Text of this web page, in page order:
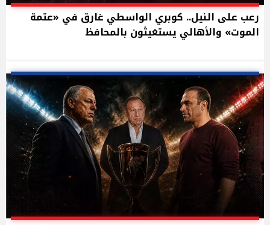
رعب على النيل.. كوبري الواسطي غارق في «عتمة
الموت» والأهالي يستغيثون بالمحافظ